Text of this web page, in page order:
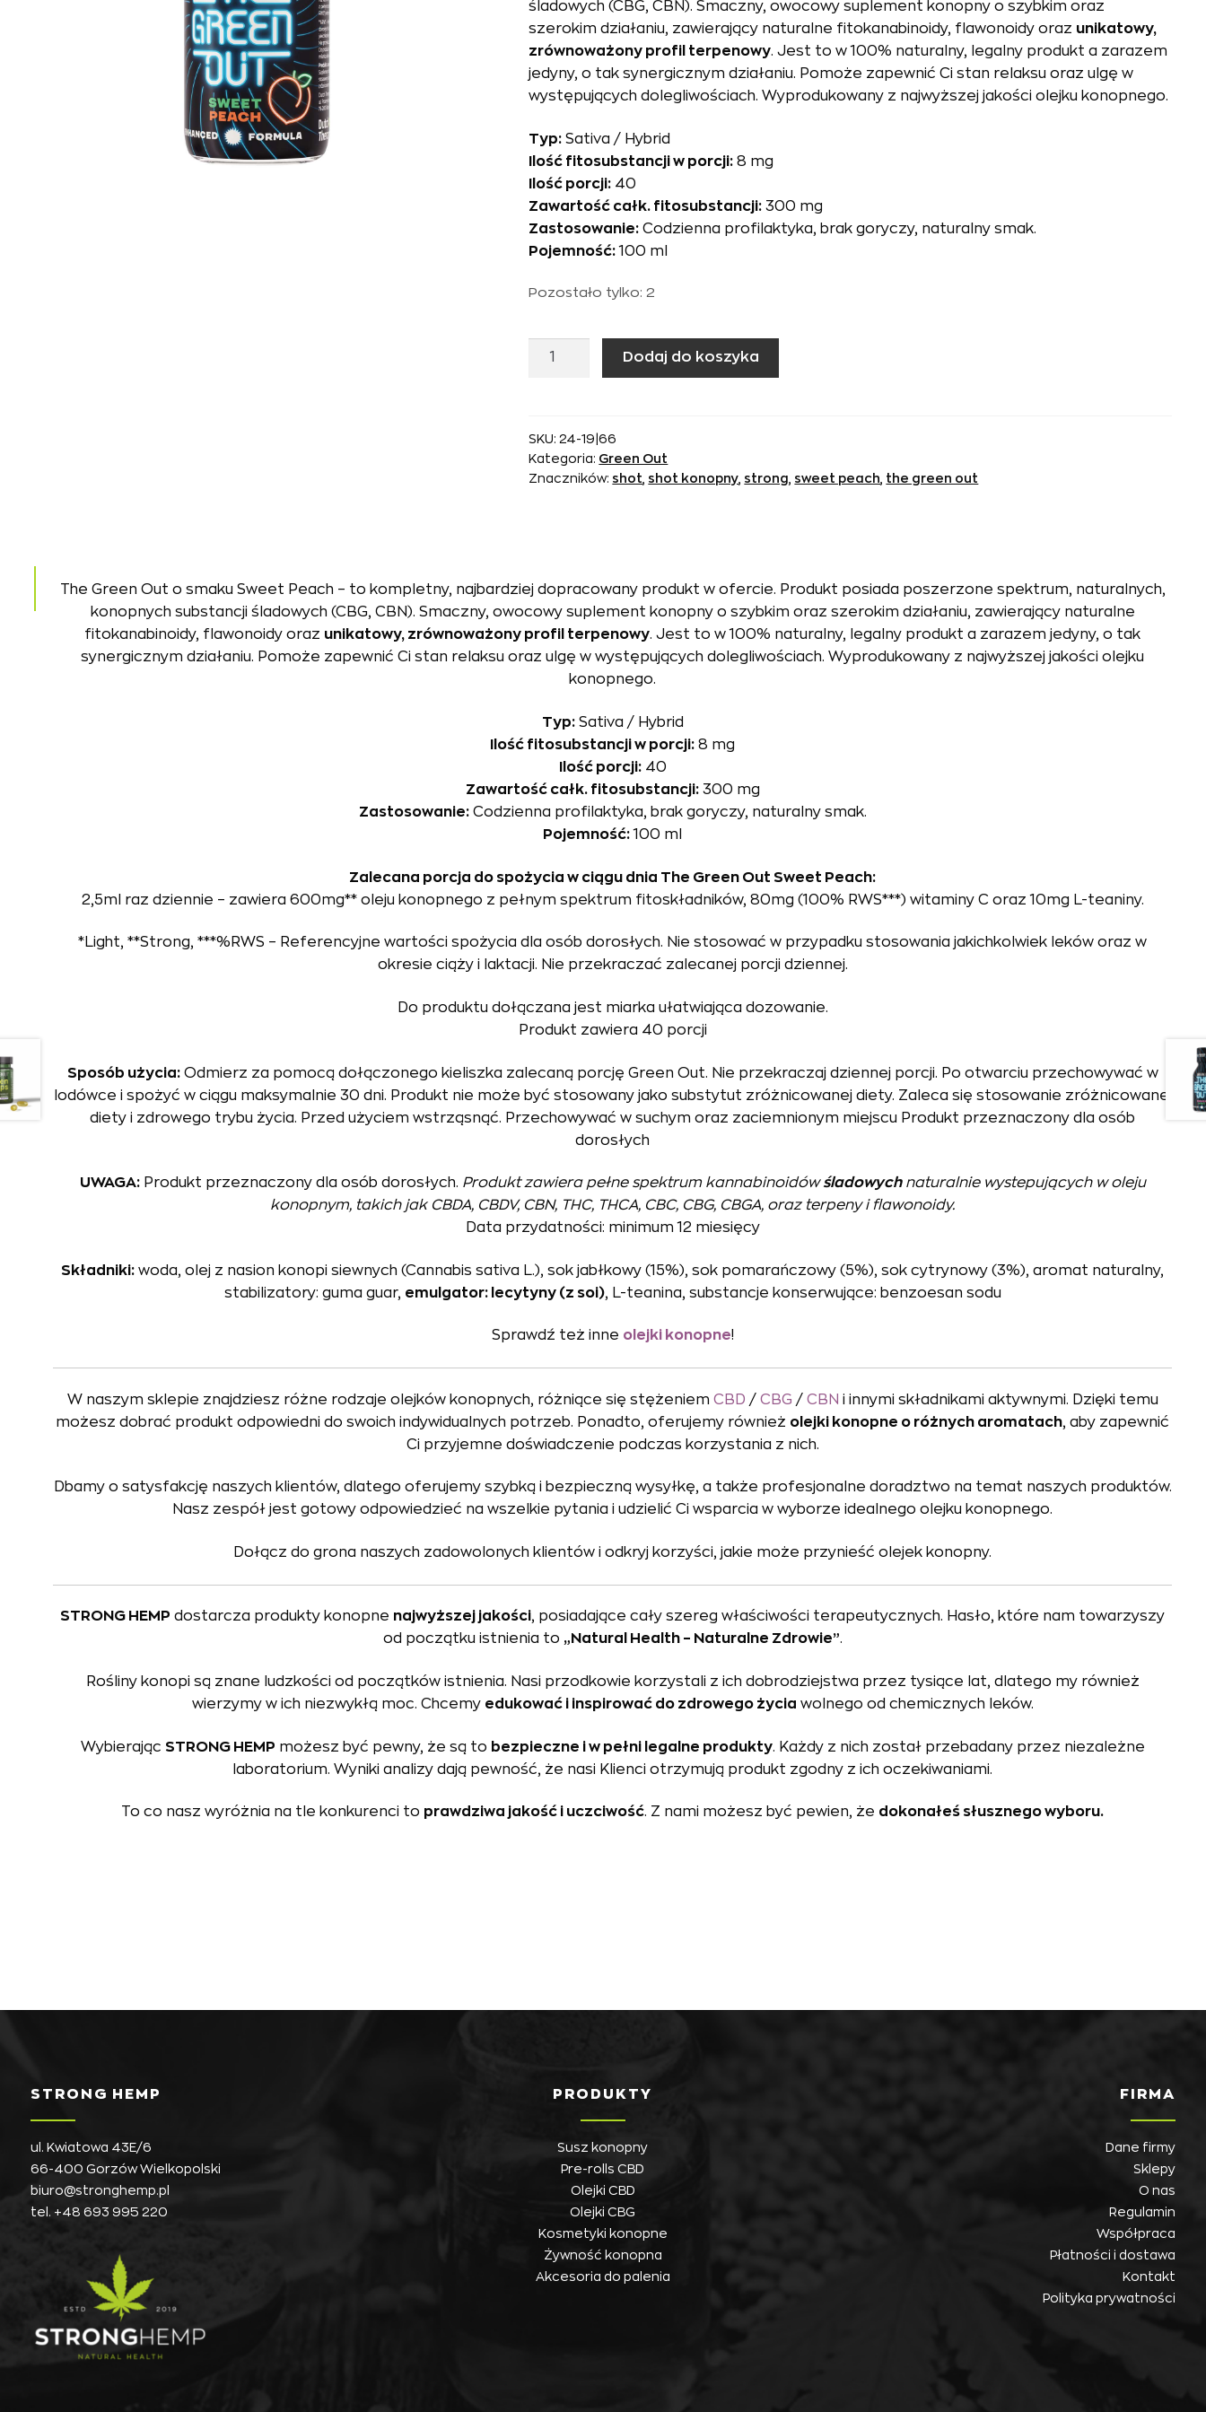
śladowych (CBG, CBN). Smaczny, owocowy suplement konopny o szybkim oraz
szerokim działaniu, zawierający naturalne fitokanabinoidy, flawonoidy oraz unikatowy,
zrównoważony profil terpenowy. Jest to w 100% naturalny, legalny produkt a zarazem
jedyny, o tak synergicznym działaniu. Pomoże zapewnić Ci stan relaksu oraz ulgę w
występujących dolegliwościach. Wyprodukowany z najwyższej jakości olejku konopnego.
Typ: Sativa / Hybrid
Ilość fitosubstancji w porcji: 8 mg
Ilość porcji: 40
Zawartość całk. fitosubstancji: 300 mg
Zastosowanie: Codzienna profilaktyka, brak goryczy, naturalny smak.
Pojemność:100 ml
Pozostało tylko: 2
ilość
Green
Out
Sweet
Dodaj do koszyka
SKU:24-19|66
Kategoria: Green Out
Znaczników: shot shot konopny strong sweet peach the green out
The Green Out o smaku Sweet Peach – to kompletny, najbardziej dopracowany produkt w ofercie. Produkt posiada poszerzone spektrum, naturalnych,
konopnych substancji śladowych (CBG, CBN). Smaczny, owocowy suplement konopny o szybkim oraz szerokim działaniu, zawierający naturalne
fitokanabinoidy, flawonoidy oraz unikatowy, zrównoważony profil terpenowy. Jest to w 100% naturalny, legalny produkt a zarazem jedyny, o tak
synergicznym działaniu. Pomoże zapewnić Ci stan relaksu oraz ulgę w występujących dolegliwościach. Wyprodukowany z najwyższej jakości olejku
konopnego.
Typ:Sativa / Hybrid
Ilość fitosubstancji w porcji: 8 mg
Ilość porcji:40
Zawartość całk. fitosubstancji:300 mg
Zastosowanie:Codzienna profilaktyka, brak goryczy, naturalny smak.
Pojemność:100 ml
Zalecana porcja do spożycia w ciągu dnia The Green Out Sweet Peach:
2,5ml raz dziennie – zawiera 600mg** oleju konopnego z pełnym spektrum fitoskładników, 80mg (100% RWS***) witaminy C oraz 10mg L-teaniny.
*Light, **Strong, ***%RWS – Referencyjne wartości spożycia dla osób dorosłych. Nie stosować w przypadku stosowania jakichkolwiek leków oraz w
okresie ciąży i laktacji. Nie przekraczać zalecanej porcji dziennej.
Do produktu dołączana jest miarka ułatwiająca dozowanie.
Produkt zawiera 40 porcji
Sposób użycia:Odmierz za pomocą dołączonego kieliszka zalecaną porcję Green Out. Nie przekraczaj dziennej porcji. Po otwarciu przechowywać w
lodówce i spożyć w ciągu maksymalnie 30 dni. Produkt nie może być stosowany jako substytut zróżnicowanej diety. Zaleca się stosowanie zróżnicowanej
diety i zdrowego trybu życia. Przed użyciem wstrząsnąć. Przechowywać w suchym oraz zaciemnionym miejscu Produkt przeznaczony dla osób
dorosłych
UWAGA:Produkt przeznaczony dla osób dorosłych. Produkt zawiera pełne spektrum kannabinoidówśladowychnaturalnie wystepujących w oleju
konopnym, takich jak CBDA, CBDV, CBN, THC, THCA, CBC, CBG, CBGA, oraz terpeny i flawonoidy.
Data przydatności: minimum 12 miesięcy
Składniki: woda, olej z nasion konopi siewnych (Cannabis sativa L.), sok jabłkowy (15%), sok pomarańczowy (5%), sok cytrynowy (3%), aromat naturalny,
stabilizatory: guma guar, emulgator: lecytyny (z soi), L-teanina, substancje konserwujące: benzoesan sodu
Sprawdź też inne olejki konopne!
W naszym sklepie znajdziesz różne rodzaje olejków konopnych, różniące się stężeniem CBD / CBG / CBN i innymi składnikami aktywnymi. Dzięki temu
możesz dobrać produkt odpowiedni do swoich indywidualnych potrzeb. Ponadto, oferujemy również olejki konopne o różnych aromatach, aby zapewnić
Ci przyjemne doświadczenie podczas korzystania z nich.
Dbamy o satysfakcję naszych klientów, dlatego oferujemy szybką i bezpieczną wysyłkę, a także profesjonalne doradztwo na temat naszych produktów.
Nasz zespół jest gotowy odpowiedzieć na wszelkie pytania i udzielić Ci wsparcia w wyborze idealnego olejku konopnego.
Dołącz do grona naszych zadowolonych klientów i odkryj korzyści, jakie może przynieść olejek konopny.
STRONG HEMP dostarcza produkty konopne najwyższej jakości, posiadające cały szereg właściwości terapeutycznych. Hasło, które nam towarzyszy
od początku istnienia to „Natural Health – Naturalne Zdrowie”.
Rośliny konopi są znane ludzkości od początków istnienia. Nasi przodkowie korzystali z ich dobrodziejstwa przez tysiące lat, dlatego my również
wierzymy w ich niezwykłą moc. Chcemy edukować i inspirować do zdrowego życia wolnego od chemicznych leków.
Wybierając STRONG HEMP możesz być pewny, że są to bezpieczne i w pełni legalne produkty. Każdy z nich został przebadany przez niezależne
laboratorium. Wyniki analizy dają pewność, że nasi Klienci otrzymują produkt zgodny z ich oczekiwaniami.
To co nasz wyróżnia na tle konkurenci to prawdziwa jakość i uczciwość. Z nami możesz być pewien, że dokonałeś słusznego wyboru.
STRONG HEMP
ul. Kwiatowa 43E/6
66-400 Gorzów Wielkopolski
biuro@stronghemp.pl
tel.
+48 693 995 220
PRODUKTY
Susz konopny
Pre-rolls CBD
Olejki CBD
Olejki CBG
Kosmetyki konopne
Żywność konopna
Akcesoria do palenia
FIRMA
Dane firmy
Sklepy
O nas
Regulamin
Współpraca
Płatności i dostawa
Kontakt
Polityka prywatności